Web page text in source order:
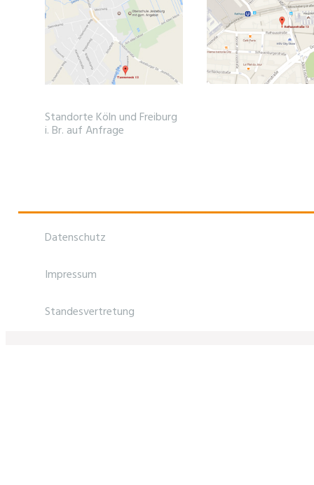
Standorte Köln und Freiburg
i. Br. auf Anfrage
Datenschutz
Impressum
Standesvertretung